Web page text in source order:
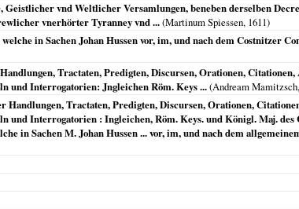
vnd Weltlicher Versamlungen, beneben derselben
vnerhörter Tyranney vnd ...(Martinum Spiessen, 1611)
in Sachen Johan Hussen vor, im, und nach dem Costnitzer
Tractaten, Predigten, Discursen, Orationen, Citationen,
und Interrogatorien: Jngleichen Röm. Keys ...(Andream Mamitzsch,
Tractaten, Predigten, Discursen, Orationen,
Interrogatorien : Ingleichen, Röm. Keys. und Königl. Maj.
in Sachen M. Johan Hussen ... vor, im, und nach dem